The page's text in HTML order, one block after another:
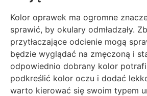
Kolor oprawek ma ogromne
sprawić, by okulary odmładzały.
przytłaczające odcienie mogą
będzie wyglądać na zmęczoną i
odpowiednio dobrany kolor
podkreślić kolor oczu i dodać
warto kierować się swoim typem